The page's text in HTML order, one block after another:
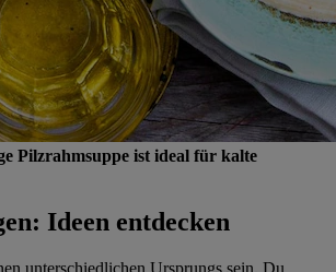
Pilzrahmsuppe ist ideal für kalte
Ideen entdecken
unterschiedlichen Ursprungs sein. Du